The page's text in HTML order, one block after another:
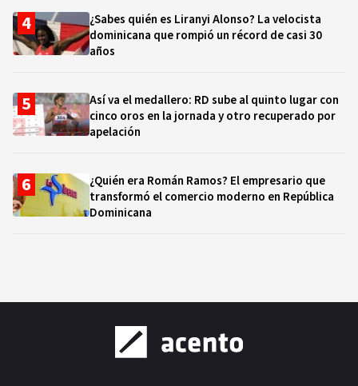
¿Sabes quién es Liranyi Alonso? La velocista
dominicana que rompió un récord de casi 30
años
Así va el medallero: RD sube al quinto lugar con
cinco oros en la jornada y otro recuperado por
apelación
¿Quién era Román Ramos? El empresario que
transformó el comercio moderno en República
Dominicana